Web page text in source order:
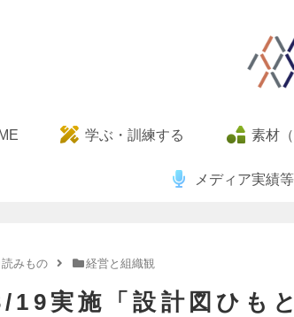
学ぶ・訓練する 素材
メディア実績等
読みもの 経営と組織観
実施「設計図ひも